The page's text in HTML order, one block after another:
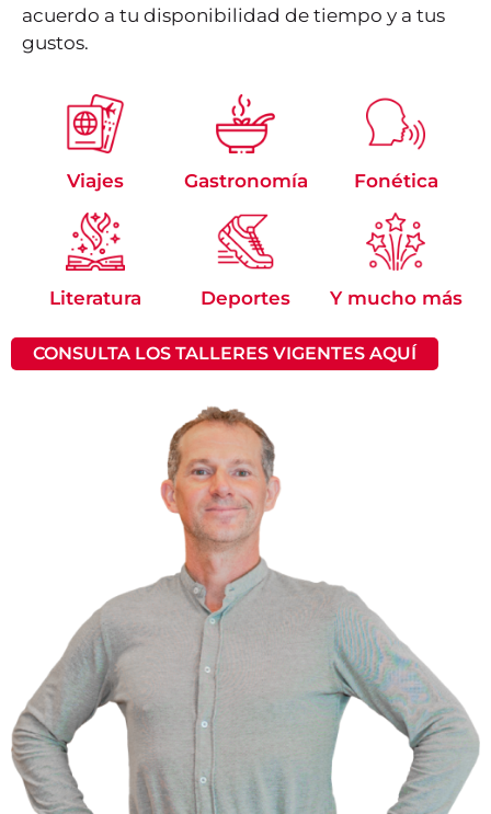
acuerdo a tu disponibilidad de tiempo y a tus
gustos.
Viajes Gastronomía Fonética
Literatura Deportes Y mucho más
CONSULTA LOS TALLERES VIGENTES AQUÍ